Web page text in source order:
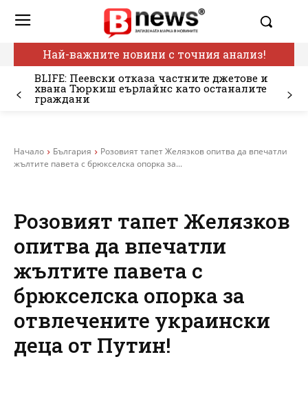
Най-важните новини с точния анализ!
BLIFE: Пеевски отказа частните джетове и
хвана Тюркиш еърлайнс като останалите
граждани
Начало България
Розовият тапет Желязков опитва да впечатли
жълтите павета с брюкселска опорка за...
Розовият тапет Желязков
опитва да впечатли
жълтите павета с
брюкселска опорка за
отвлечените украински
деца от Путин!